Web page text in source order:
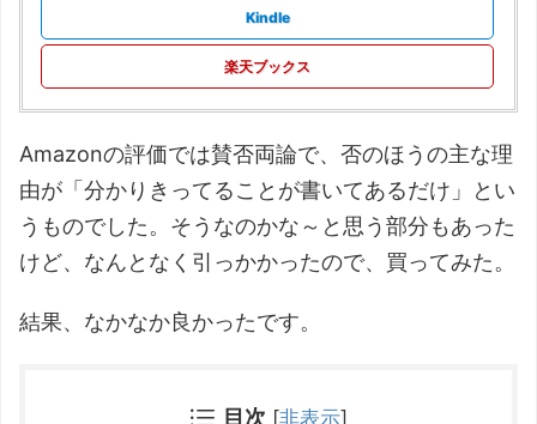
Kindle
楽天ブックス
Amazonの評価では賛否両論で、否のほうの主な理
由が「分かりきってることが書いてあるだけ」とい
うものでした。そうなのかな～と思う部分もあった
けど、なんとなく引っかかったので、買ってみた。
結果、なかなか良かったです。
目次 [非表示]